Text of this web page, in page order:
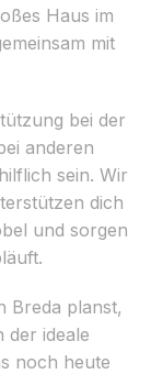
Haus im
mit
bei der
anderen
sein. Wir
dich
und sorgen
Breda planst,
der ideale
noch heute